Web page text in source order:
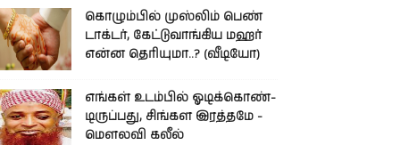
கொழும்பில் முஸ்லிம் பெண்
டாக்டர், கேட்டுவாங்கிய மஹர்
என்ன தெரியுமா..? (வீடியோ)
எங்கள் உடம்பில் ஓடிக்­கொண்­
டி­ருப்­பது, சிங்­கள இரத்­தமே -
மௌலவி கலீல்